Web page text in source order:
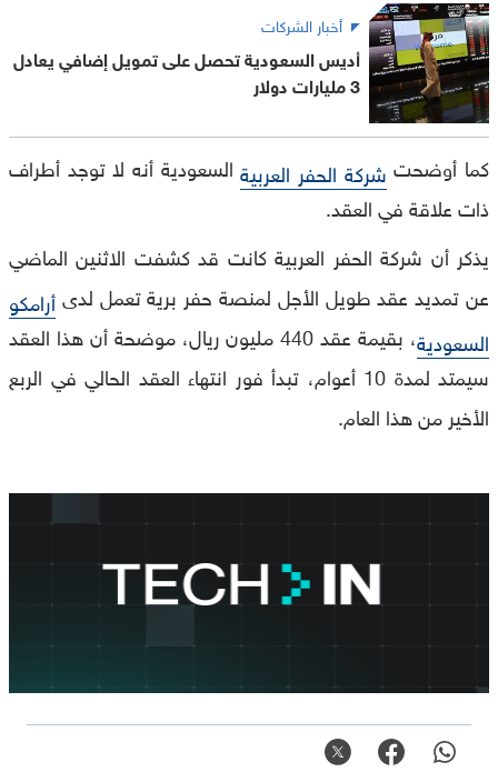
أخبار الشركات
أديس السعودية تحصل على تمويل إضافي يعادل
3 مليارات دولار
كما أوضحت شركة الحفر العربيةالسعودية أنه لا توجد أطراف
ذات علاقة في العقد.
يذكر أن شركة الحفر العربية كانت قد كشفت الاثنين الماضي
عن تمديد عقد طويل الأجل لمنصة حفر برية تعمل لدىأرامكو
السعودية
، بقيمة عقد 440 مليون ريال، موضحة أن هذا العقد
سيمتد لمدة 10 أعوام، تبدأ فور انتهاء العقد الحالي في الربع
الأخير من هذا العام.